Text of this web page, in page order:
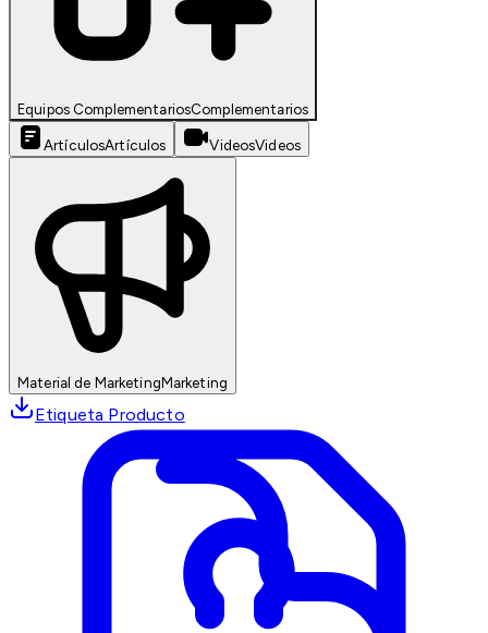
Equipos ComplementariosComplementarios
ArtículosArtículos VideosVideos
Material de MarketingMarketing
Etiqueta Producto